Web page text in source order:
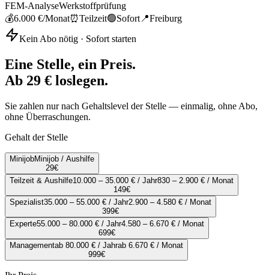
FEM-AnalyseWerkstoffprüfung
💰6.000 €/Monat⏰Teilzeit🟢Sofort 📍Freiburg
Kein Abo nötig · Sofort starten
Eine Stelle, ein Preis.
Ab 29 € loslegen.
Sie zahlen nur nach Gehaltslevel der Stelle — einmalig, ohne Abo,
ohne Überraschungen.
Gehalt der Stelle
MinijobMinijob / Aushilfe
29€
Teilzeit & Aushilfe10.000 – 35.000 € / Jahr830 – 2.900 € / Monat
149€
Spezialist35.000 – 55.000 € / Jahr2.900 – 4.580 € / Monat
399€
Experte55.000 – 80.000 € / Jahr4.580 – 6.670 € / Monat
699€
Managementab 80.000 € / Jahrab 6.670 € / Monat
999€